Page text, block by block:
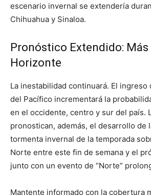
escenario invernal se extendería
Chihuahua y Sinaloa.
Pronóstico Extendido: Más
Horizonte
La inestabilidad continuará. El ingreso
del Pacífico incrementará la
en el occidente, centro y sur del país.
pronostican, además, el desarrollo de
tormenta invernal de la temporada
Norte entre este fin de semana y el
junto con un evento de “Norte”
Mantente informado con la cobertura